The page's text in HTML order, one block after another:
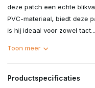
deze patch een echte
PVC-materiaal, biedt deze
is hij ideaal voor zowel tact...
Toon meer
Productspecificaties